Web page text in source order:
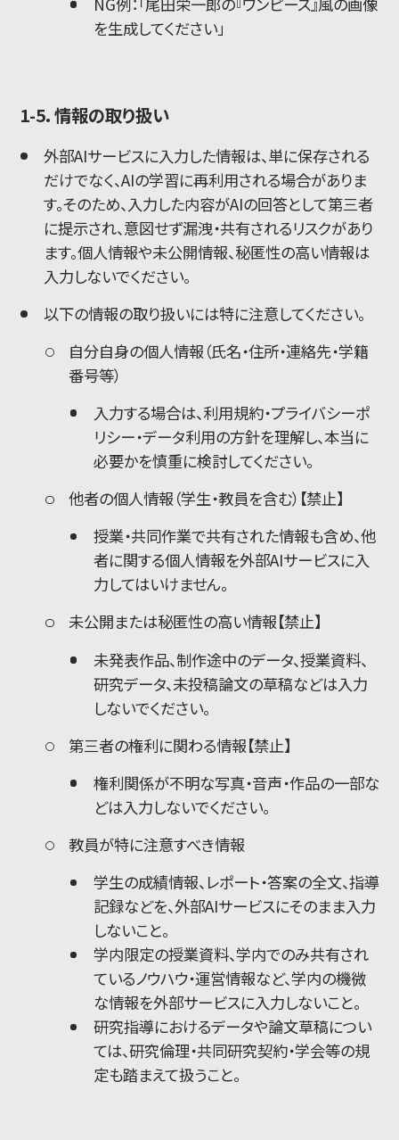
を生成してください」
1-5. 情報の取り扱い
外部AIサービスに入力した情報は、単に保存される
だけでなく、AIの学習に再利用される場合がありま
す。そのため、入力した内容がAIの回答として第三者
に提示され、意図せず漏洩・共有されるリスクがあり
ます。個人情報や未公開情報、秘匿性の高い情報は
入力しないでください。
以下の情報の取り扱いには特に注意してください。
自分自身の個人情報（氏名・住所・連絡先・学籍
番号等）
入力する場合は、利用規約・プライバシーポ
リシー・データ利用の方針を理解し、本当に
必要かを慎重に検討してください。
他者の個人情報（学生・教員を含む）【禁止】
授業・共同作業で共有された情報も含め、他
者に関する個人情報を外部AIサービスに入
力してはいけません。
未公開または秘匿性の高い情報【禁止】
未発表作品、制作途中のデータ、授業資料、
研究データ、未投稿論文の草稿などは入力
しないでください。
第三者の権利に関わる情報【禁止】
権利関係が不明な写真・音声・作品の一部な
どは入力しないでください。
教員が特に注意すべき情報
学生の成績情報、レポート・答案の全文、指導
記録などを、外部AIサービスにそのまま入力
しないこと。
学内限定の授業資料、学内でのみ共有され
ているノウハウ・運営情報など、学内の機微
な情報を外部サービスに入力しないこと。
研究指導におけるデータや論文草稿につい
ては、研究倫理・共同研究契約・学会等の規
定も踏まえて扱うこと。